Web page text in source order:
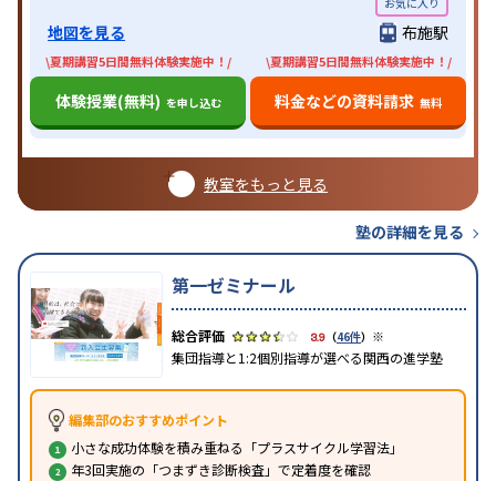
地図を見る 布施駅
\夏期講習5日間無料体験実施中！/
体験授業(無料) を申し込む
\夏期講習5日間無料体験実施中！/
料金などの資料請求 無料
教室をもっと見る
塾の詳細を見る
第一ゼミナール
3.9 （46件） ※
集団指導と1:2個別指導が選べる関西の進学塾
編集部のおすすめポイント
小さな成功体験を積み重ねる「プラスサイクル学習法」
年3回実施の「つまずき診断検査」で定着度を確認